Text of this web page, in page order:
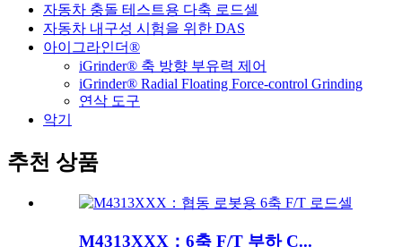
자동차 충돌 테스트용 다축 로드셀
자동차 내구성 시험을 위한 DAS
아이그라인더®
iGrinder® 축 방향 부유력 제어
iGrinder® Radial Floating Force-control Grinding
연삭 도구
악기
추천 상품
M4313XXX：6축 F/T 부하 C...